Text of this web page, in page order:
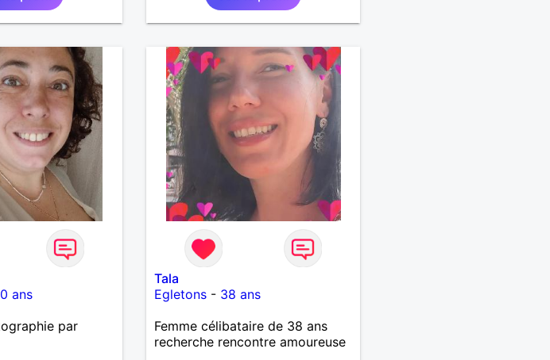
BELLES
VIE : BALADES,
A L ECOUTE
LA VIE SERA
ans
par
Tala
Egletons - 38 ans
Femme célibataire de 38 ans
recherche rencontre amoureuse